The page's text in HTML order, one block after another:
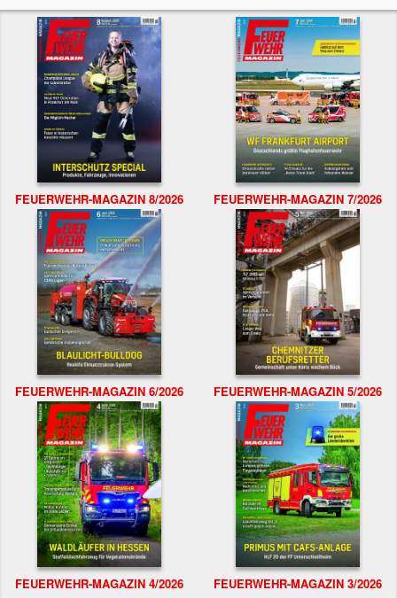
FEUERWEHR-MAGAZIN 8/2026 FEUERWEHR-MAGAZIN 7/2026
FEUERWEHR-MAGAZIN 6/2026 FEUERWEHR-MAGAZIN 5/2026
FEUERWEHR-MAGAZIN 4/2026 FEUERWEHR-MAGAZIN 3/2026